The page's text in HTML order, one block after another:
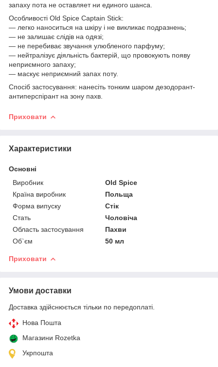
запаху пота не оставляет ни единого шанса.
Особливості Old Spice Captain Stick:
— легко наноситься на шкіру і не викликає подразнень;
— не залишає слідів на одязі;
— не перебиває звучання улюбленого парфуму;
— нейтралізує діяльність бактерій, що провокують появу
неприємного запаху;
— маскує неприємний запах поту.
Спосіб застосування: нанесіть тонким шаром дезодорант-
антиперспірант на зону пахв.
Приховати
Характеристики
Основні
Виробник
Old Spice
Країна виробник
Польща
Форма випуску
Стік
Стать
Чоловіча
Область застосування
Пахви
Об`єм
50 мл
Приховати
Умови доставки
Доставка здійснюється тільки по передоплаті.
Нова Пошта
Магазини Rozetka
Укрпошта